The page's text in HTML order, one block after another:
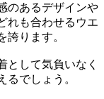
のあるデザインや
れも合わせるウエ
誇ります。
として気負いなく
でしょう。